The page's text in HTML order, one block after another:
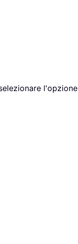
l'opzione